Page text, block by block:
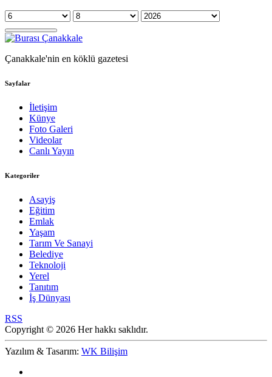
Çanakkale'nin en köklü gazetesi
Sayfalar
İletişim
Künye
Foto Galeri
Videolar
Canlı Yayın
Kategoriler
Asayiş
Eğitim
Emlak
Yaşam
Tarım Ve Sanayi
Belediye
Teknoloji
Yerel
Tanıtım
İş Dünyası
RSS
Copyright © 2026 Her hakkı saklıdır.
Yazılım & Tasarım: WK Bilişim